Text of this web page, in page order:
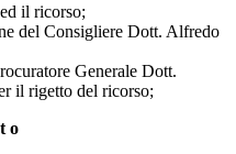
il ricorso;
del Consigliere Dott. Alfredo
Generale Dott.
il rigetto del ricorso;
o